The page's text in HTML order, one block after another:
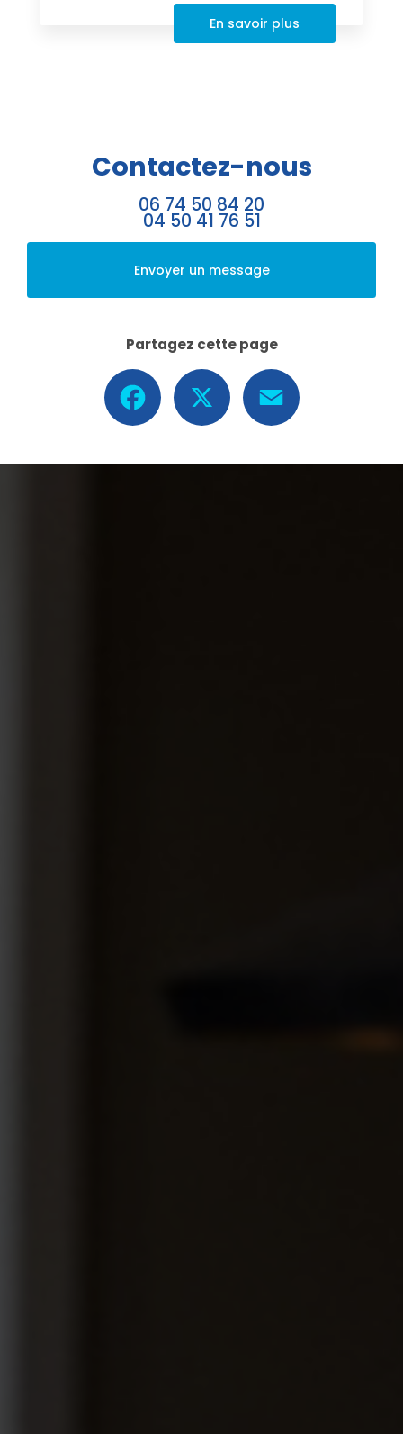
En savoir plus
Contactez-nous
06 74 50 84 20
04 50 41 76 51
Envoyer un message
Partagez cette page
Facebook